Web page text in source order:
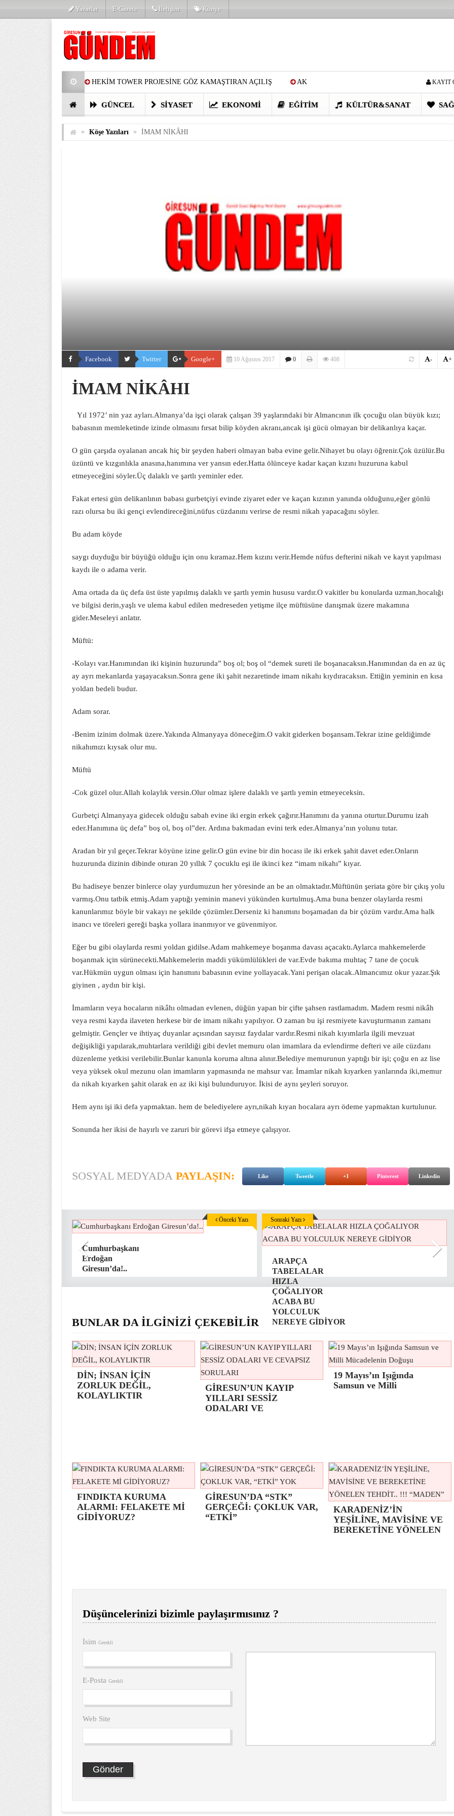
Yazarlar E-Gazete İletişim Künye
HEKİM TOWER PROJESİNE GÖZ KAMAŞTIRAN AÇILIŞ AK
PARTİ’DE YENİ YÜZLER HARUN CİCİ: VİDEOYU GÖRÜNCE
KAYIT
GÜNCEL SIYASET EKONOMI EĞITIM KÜLTÜR&SANAT
» Köşe Yazıları » İMAM NİKÂHI
Facebook Twitter Google+ 10 Ağustos 2017 0 408 +
-
İMAM NİKÂHI
Yıl 1972’ nin yaz ayları.Almanya’da işçi olarak çalışan 39 yaşlarındaki bir Almancının ilk çocuğu olan büyük kızı;
babasının memleketinde izinde olmasını fırsat bilip köyden akranı,ancak işi gücü olmayan bir delikanlıya kaçar.
O gün çarşıda oyalanan ancak hiç bir şeyden haberi olmayan baba evine gelir.Nihayet bu olayı öğrenir.Çok üzülür.Bu
üzüntü ve kızgınlıkla anasına,hanımına ver yansın eder.Hatta ölünceye kadar kaçan kızını huzuruna kabul
etmeyeceğini söyler.Üç dalaklı ve şartlı yeminler eder.
Fakat ertesi gün delikanlının babası gurbetçiyi evinde ziyaret eder ve kaçan kızının yanında olduğunu,eğer gönlü
razı olursa bu iki gençi evlendireceğini,nüfus cüzdanını verirse de resmi nikah yapacağını söyler.
Bu adam köyde
saygı duyduğu bir büyüğü olduğu için onu kıramaz.Hem kızını verir.Hemde nüfus defterini nikah ve kayıt yapılması
kaydı ile o adama verir.
Ama ortada da üç defa üst üste yapılmış dalaklı ve şartlı yemin hususu vardır.O vakitler bu konularda uzman,hocalığı
ve bilgisi derin,yaşlı ve ulema kabul edilen medreseden yetişme ilçe müftüsüne danışmak üzere makamına
gider.Meseleyi anlatır.
Müftü:
-Kolayı var.Hanımından iki kişinin huzurunda” boş ol; boş ol “demek sureti ile boşanacaksın.Hanımından da en az üç
ay ayrı mekanlarda yaşayacaksın.Sonra gene iki şahit nezaretinde imam nikahı kıydıracaksın. Ettiğin yeminin en kısa
yoldan bedeli budur.
Adam sorar.
-Benim izinim dolmak üzere.Yakında Almanyaya döneceğim.O vakit giderken boşansam.Tekrar izine geldiğimde
nikahımızı kıysak olur mu.
Müftü
-Cok güzel olur.Allah kolaylık versin.Olur olmaz işlere dalaklı ve şartlı yemin etmeyeceksin.
Gurbetçi Almanyaya gidecek olduğu sabah evine iki ergin erkek çağırır.Hanımını da yanına oturtur.Durumu izah
eder.Hanımına üç defa” boş ol, boş ol”der. Ardına bakmadan evini terk eder.Almanya’nın yolunu tutar.
Aradan bir yıl geçer.Tekrar köyüne izine gelir.O gün evine bir din hocası ile iki erkek şahit davet eder.Onların
huzurunda dizinin dibinde oturan 20 yıllık 7 çocuklu eşi ile ikinci kez “imam nikahı” kıyar.
Bu hadiseye benzer binlerce olay yurdumuzun her yöresinde an be an olmaktadır.Müftünün şeriata göre bir çıkış yolu
varmış.Onu tatbik etmiş.Adam yaptığı yeminin manevi yükünden kurtulmuş.Ama buna benzer olaylarda resmi
kanunlarımız böyle bir vakayı ne şekilde çözümler.Derseniz ki hanımını boşamadan da bir çözüm vardır.Ama halk
inancı ve töreleri gereği başka yollara inanmıyor ve güvenmiyor.
Eğer bu gibi olaylarda resmi yoldan gidilse.Adam mahkemeye boşanma davası açacaktı.Aylarca mahkemelerde
boşanmak için sürünecekti.Mahkemelerin maddi yükümlülükleri de var.Evde bakıma muhtaç 7 tane de çocuk
var.Hükmün uygun olması için hanımını babasının evine yollayacak.Yani perişan olacak.Almancımız okur yazar.Şık
giyinen , aydın bir kişi.
İmamların veya hocaların nikâhı olmadan evlenen, düğün yapan bir çifte şahsen rastlamadım. Madem resmi nikâh
veya resmi kayda ilaveten herkese bir de imam nikahı yapılıyor. O zaman bu işi resmiyete kavuşturmanın zamanı
gelmiştir. Gençler ve ihtiyaç duyanlar açısından sayısız faydalar vardır.Resmi nikah kıyımlarla ilgili mevzuat
değişikliği yapılarak,muhtarlara verildiği gibi devlet memuru olan imamlara da evlendirme defteri ve aile cüzdanı
düzenleme yetkisi verilebilir.Bunlar kanunla koruma altına alınır.Belediye memurunun yaptığı bir işi; çoğu en az lise
veya yüksek okul mezunu olan imamların yapmasında ne mahsur var. İmamlar nikah kıyarken yanlarında iki,memur
da nikah kıyarken şahit olarak en az iki kişi bulunduruyor. İkisi de aynı şeyleri soruyor.
Hem aynı işi iki defa yapmaktan. hem de belediyelere ayrı,nikah kıyan hocalara ayrı ödeme yapmaktan kurtulunur.
Sonunda her ikisi de hayırlı ve zaruri bir görevi ifşa etmeye çalışıyor.
SOSYAL MEDYADA PAYLAŞIN: Like Tweetle +1 Pinterest Linkedin
Cumhurbaşkanı
Erdoğan
Giresun’da!..
Önceki Yazı
ARAPÇA
TABELALAR
HIZLA
ÇOĞALIYOR
ACABA BU
YOLCULUK
NEREYE GİDİYOR
Sonraki Yazı
BUNLAR DA İLGİNİZİ ÇEKEBİLİR
DİN; İNSAN İÇİN
ZORLUK DEĞİL,
KOLAYLIKTIR
GİRESUN’UN KAYIP
YILLARI SESSİZ
ODALARI VE
19 Mayıs’ın Işığında
Samsun ve Milli
FINDIKTA KURUMA
ALARMI: FELAKETE Mİ
GİDİYORUZ?
GİRESUN’DA “STK”
GERÇEĞİ: ÇOKLUK VAR,
“ETKİ”
KARADENİZ’İN
YEŞİLİNE, MAVİSİNE VE
BEREKETİNE YÖNELEN
Düşüncelerinizi bizimle paylaşırmısınız ?
İsim Gerekli
E-Posta Gerekli
Web Site